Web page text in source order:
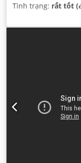
Tình trạng: rất tốt